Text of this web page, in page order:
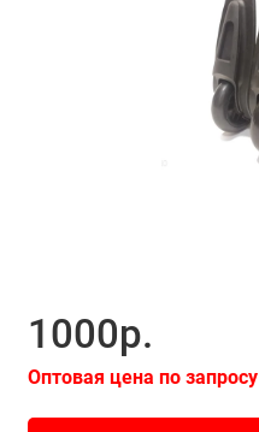
1000р.
Оптовая цена по запросу